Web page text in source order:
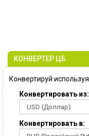
КОНВЕРТЕР ЦБ
Конвертируй используя
Конвертировать из:
Конвертировать в: